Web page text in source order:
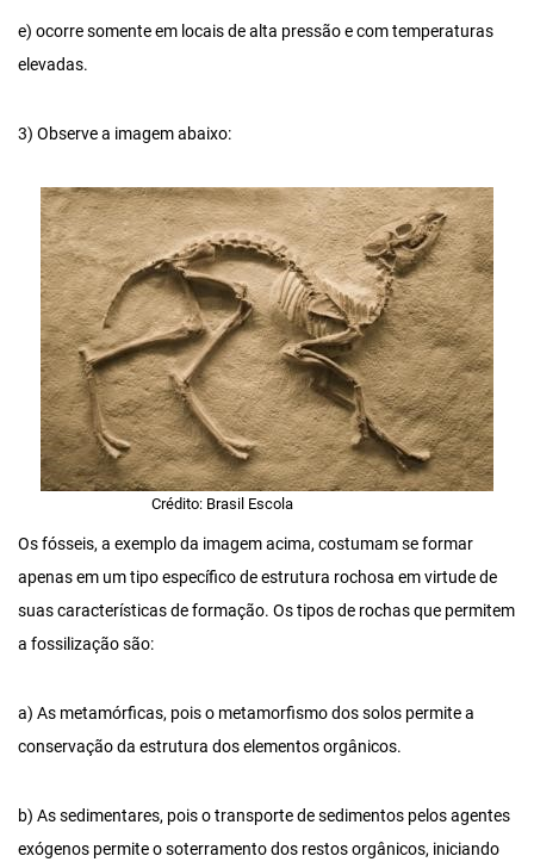
e) ocorre somente em locais de alta pressão e com temperaturas
elevadas.
3) Observe a imagem abaixo:
Crédito: Brasil Escola
Os fósseis, a exemplo da imagem acima, costumam se formar
apenas em um tipo específico de estrutura rochosa em virtude de
suas características de formação. Os tipos de rochas que permitem
a fossilização são:
a) As metamórficas, pois o metamorfismo dos solos permite a
conservação da estrutura dos elementos orgânicos.
b) As sedimentares, pois o transporte de sedimentos pelos agentes
exógenos permite o soterramento dos restos orgânicos, iniciando